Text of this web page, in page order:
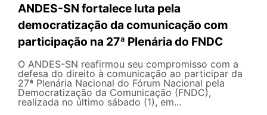
ANDES-SN fortalece luta pela
democratização da comunicação com
participação na 27ª Plenária do FNDC
O ANDES-SN reafirmou seu compromisso com a
defesa do direito à comunicação ao participar da
27ª Plenária Nacional do Fórum Nacional pela
Democratização da Comunicação (FNDC),
realizada no último sábado (1), em...